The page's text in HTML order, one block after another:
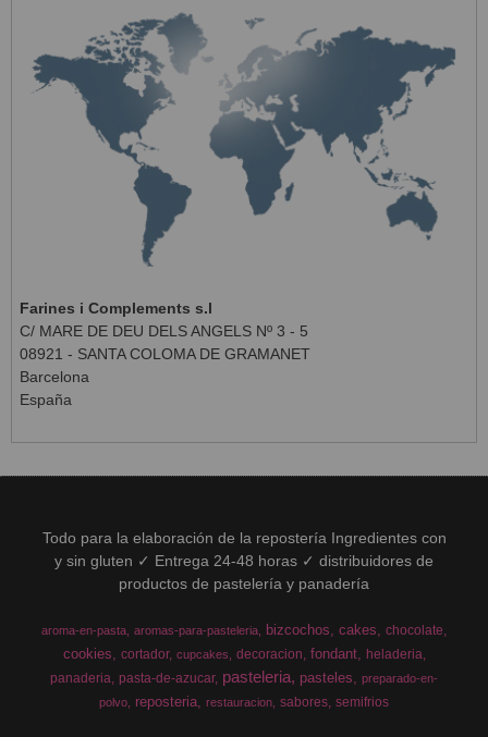
Farines i Complements s.l
C/ MARE DE DEU DELS ANGELS Nº 3 - 5
08921 - SANTA COLOMA DE GRAMANET
Barcelona
España
Todo para la elaboración de la repostería Ingredientes con
y sin gluten ✓ Entrega 24-48 horas ✓ distribuidores de
productos de pastelería y panadería
aroma-en-pasta aromas-para-pasteleria bizcochos cakes chocolate
cookies cortador cupcakes decoracion fondant
heladeria
panaderia pasta-de-azucar pasteleria pasteles
preparado-en-
polvo
reposteria restauracion sabores semifrios